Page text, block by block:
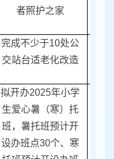
者照护之家
完成不少于10处公
交站台适老化改造
拟开办2025年小学
生爱心暑（寒）托
班，暑托班预计开
设办班点30个、寒